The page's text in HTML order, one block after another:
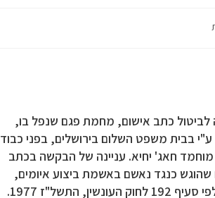
כתב אישום, מחמת פגם שנפל בו,
בבית משפט השלום בירושלים, בפני כבוד
חאג' יחיא. עניינה של הבקשה בכתב
שהוגש כנגד נאשם באשמת ביצוע איומים,
העונשין, התשל"ז 1977.